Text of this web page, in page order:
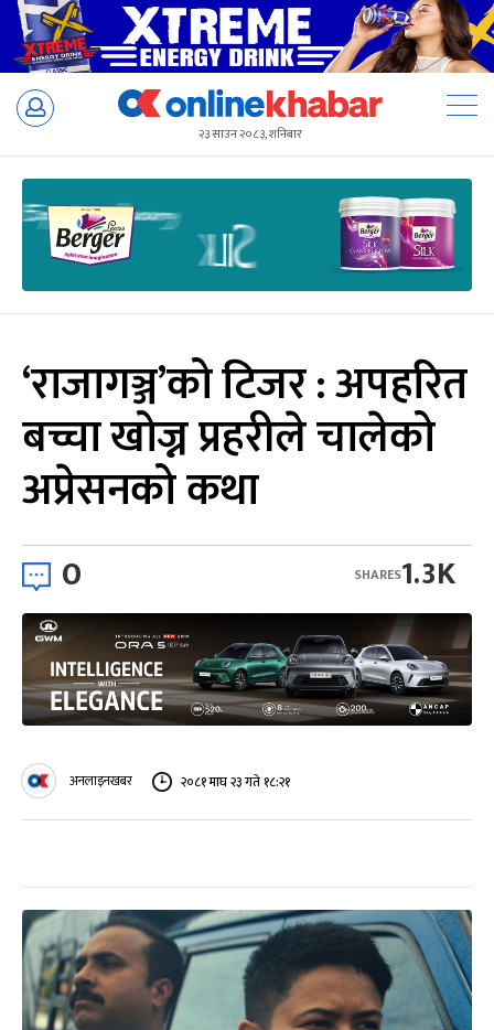
Skip
२३ साउन २०८३, शनिबार
‘राजागञ्ज’को टिजर : अपहरित
बच्चा खोज्न प्रहरीले चालेको
अप्रेसनको कथा
0 1.3K
SHARES
अनलाइनखबर २०८१ माघ २३ गते १८:२१